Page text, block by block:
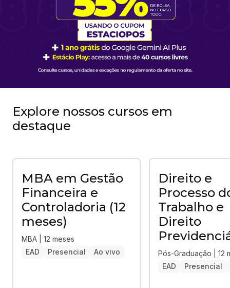
Explore nossos cursos em
destaque
MBA em Gestão
Financeira e
Controladoria (12
meses)
MBA | 12 meses
EAD
Presencial Ao vivo
Direito e
Processo
Trabalho e
Direito
Pós-Graduação | 12
EAD
Presencial